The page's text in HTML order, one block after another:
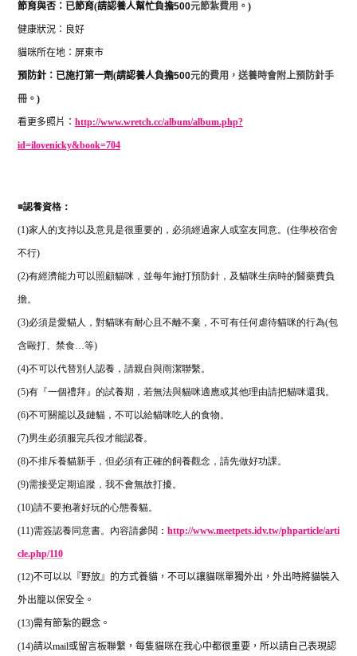
節育與否：已節育(請認養人幫忙負擔500元節紮費用。 )
健康狀況：良好
貓咪所在地：屏東市
預防針：已施打第一劑(請認養人負擔500元的費用，送養時會附上預防針手
冊。 )
看更多照片： http://www.wretch.cc/album/album.php?
id=ilovenicky&book=704
■認養資格：
(1)家人的支持以及意見是很重要的，必須經過家人或室友同意。 (住學校宿舍
不行)
(2)有經濟能力可以照顧貓咪，並每年施打預防針，及貓咪生病時的醫藥費負
擔。
(3)必須是愛貓人，對貓咪有耐心且不離不棄，不可有任何虐待貓咪的行為(包
含毆打、禁食… 等)
(4)不可以代替別人認養，請親自與雨潔聯繫。
(5)有『一個禮拜』的試養期，若無法與貓咪適應或其他理由請把貓咪還我。
(6)不可關籠以及鏈貓，不可以給貓咪吃人的食物。
(7)男生必須服完兵役才能認養。
(8)不排斥養貓新手，但必須有正確的飼養觀念，請先做好功課。
(9)需接受定期追蹤，我不會無故打擾。
(10)請不要抱著好玩的心態養貓。
(11)需簽認養同意書。內容請參閱： http://www.meetpets.idv.tw/phparticle/arti
cle.php/110
(12)不可以以『野放』的方式養貓，不可以讓貓咪單獨外出，外出時將貓裝入
外出籠以保安全。
(13)需有節紮的觀念。
(14)請以mail或留言板聯繫，每隻貓咪在我心中都很重要，所以請自己表現認